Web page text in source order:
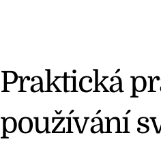
Praktická
používání